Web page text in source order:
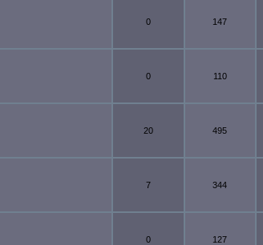
0
147
0
110
20
495
7
344
0
127